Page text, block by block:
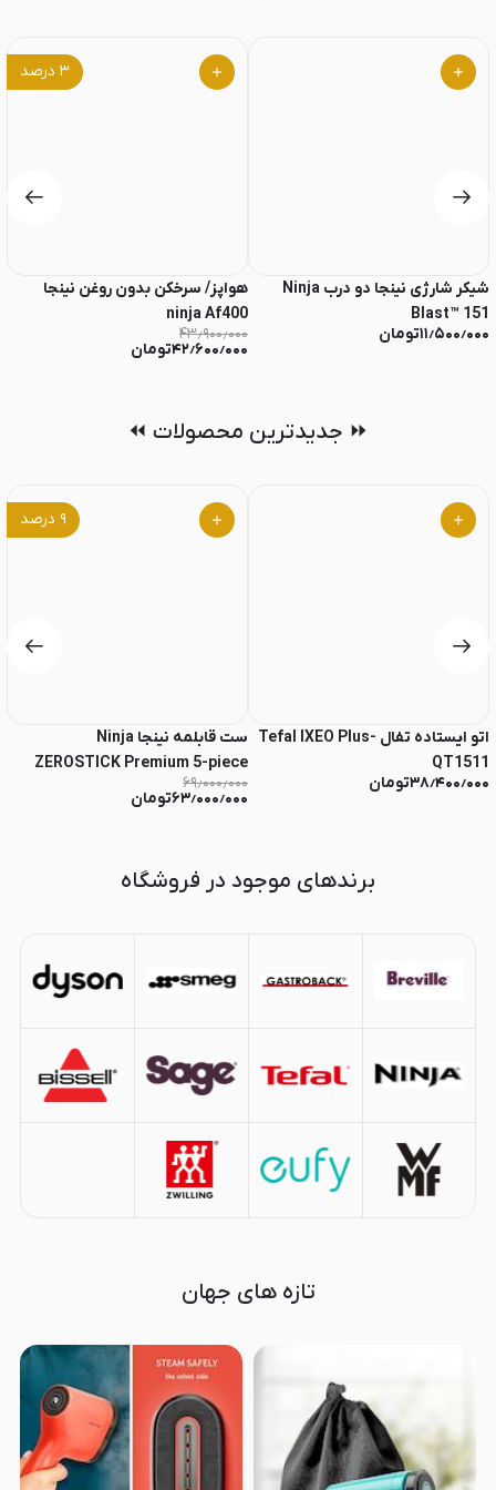
شیکر شارژی نینجا دو درب Ninja
Blast™ 151
۱۱٫۵۰۰٫۰۰۰تومان
۳درصد
هواپز/ سرخکن بدون روغن نینجا
ninja Af400
۴۳٫۹۰۰٫۰۰۰
۴۲٫۶۰۰٫۰۰۰تومان
⏩ جدیدترین محصولات ⏪
اتو ایستاده تفال Tefal IXEO Plus-
QT1511
۳۸٫۴۰۰٫۰۰۰تومان
۹ درصد
ست قابلمه نینجا Ninja
ZEROSTICK Premium 5-piece
۶۹٫۰۰۰٫۰۰۰
۶۳٫۰۰۰٫۰۰۰تومان
برندهای موجود در فروشگاه
تازه های جهان